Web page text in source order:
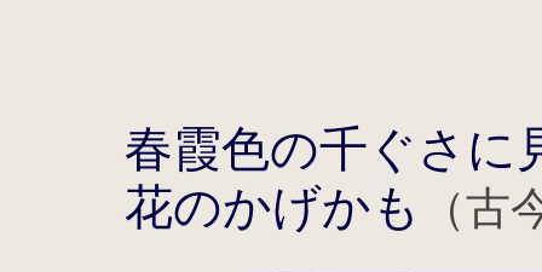
春霞色の千ぐさに
花のかげかも
（古